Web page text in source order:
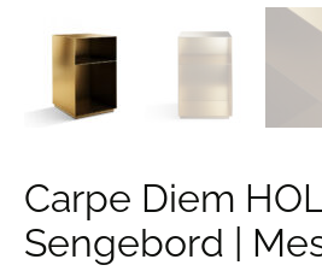
Carpe Diem
Sengebord |